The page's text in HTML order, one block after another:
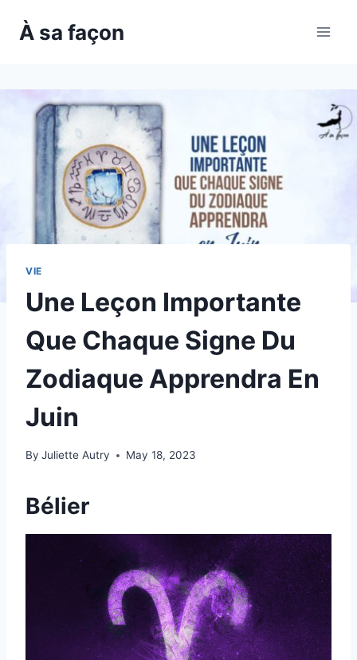
À sa façon
VIE
Une Leçon Importante
Que Chaque Signe Du
Zodiaque Apprendra En
Juin
By Juliette Autry May 18, 2023
Bélier